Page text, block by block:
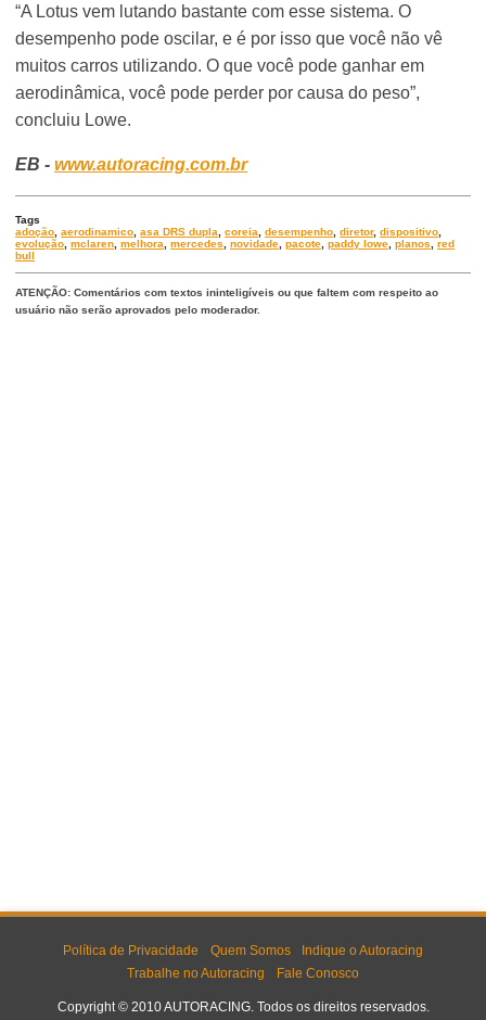
“A Lotus vem lutando bastante com esse sistema. O
desempenho pode oscilar, e é por isso que você não vê
muitos carros utilizando. O que você pode ganhar em
aerodinâmica, você pode perder por causa do peso”,
concluiu Lowe.
EB -www.autoracing.com.br
Tags
adoção ,aerodinamico ,asa DRS dupla ,coreia ,desempenho ,diretor,dispositivo
evolução ,mclaren ,melhora ,mercedes ,novidade ,pacote ,paddy lowe ,planos ,red
bull
ATENÇÃO: Comentários com textos ininteligíveis ou que faltem com respeito ao
usuário não serão aprovados pelo moderador.
Política de Privacidade Quem Somos
Indique o Autoracing
Trabalhe no Autoracing
Fale Conosco
Copyright © 2010 AUTORACING. Todos os direitos reservados.